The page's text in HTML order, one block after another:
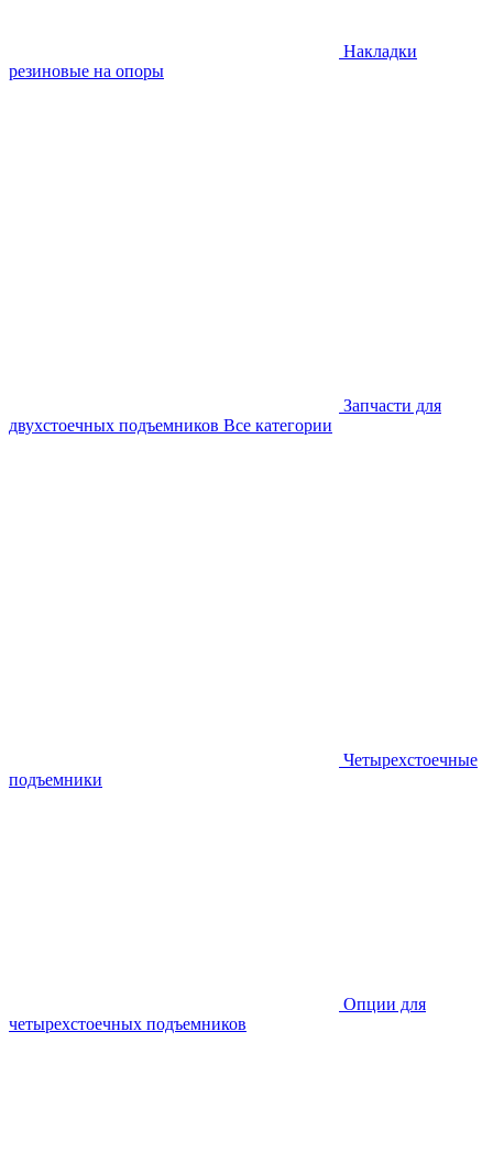
Накладки
резиновые на опоры
Запчасти для
двухстоечных подъемников Все категории
Четырехстоечные
подъемники
Опции для
четырехстоечных подъемников